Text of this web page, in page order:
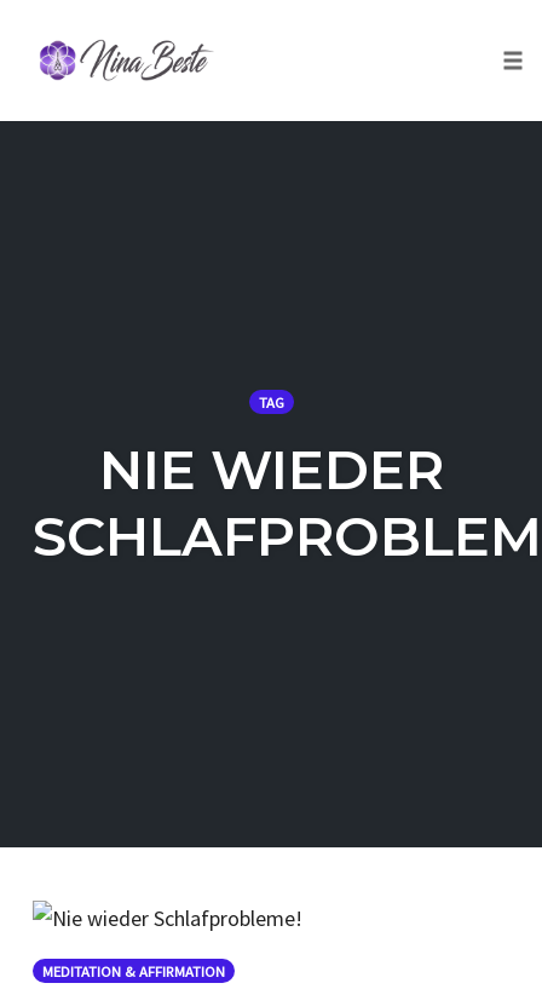
content
TAG
NIE WIEDER
MEDITATION & AFFIRMATION